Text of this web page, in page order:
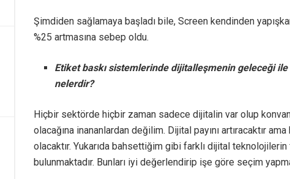
Şimdiden sağlamaya başladı bile, Screen kendinden
%25 artmasına sebep oldu.
Etiket baskı sistemlerinde dijitalleşmenin geleceği
nelerdir?
Hiçbir sektörde hiçbir zaman sadece dijitalin var olup
olacağına inananlardan değilim. Dijital payını artıracaktır
olacaktır. Yukarıda bahsettiğim gibi farklı dijital teknolojilerin
bulunmaktadır. Bunları iyi değerlendirip işe göre seçim